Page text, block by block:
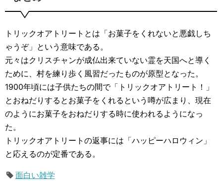
トリックオアトリートとは「お菓子をくれないと悪戯しち
ゃうぞ」という意味である。
元々はクリスチャンが成仏出来ていない霊を天国へと導く
ために、村を練り歩く風習だったものが原型となった。
1900年頃には子供たちの間で「トリックオアトリート！」
とおねだりするとお菓子をくれるという噂が広まり、現在
のようにお菓子をおねだりする時に使われるようになっ
た。
トリックオアトリートの返事には「ハッピーハロウィン」
と応えるのが定番である。
面白い雑学